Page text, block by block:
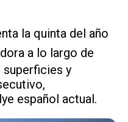
la quinta del año
a lo largo de
superficies y
español actual.